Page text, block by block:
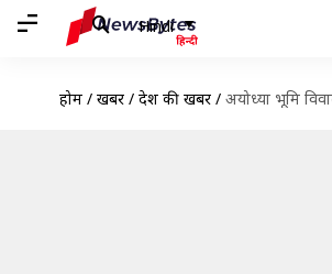
Hindi
होम / खबरें / देश की खबरें / अयोध्या भूमि